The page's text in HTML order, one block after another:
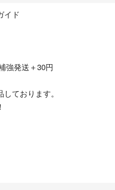
イド
強発送＋30円
ております。
っておりますのでご理解のある
ニールの袋に入れてから封筒